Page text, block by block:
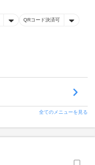
QRコード決済可
全てのメニューを見る